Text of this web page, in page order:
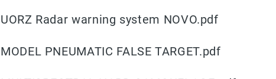
UORZ Radar warning system NOVO.pdf
MODEL PNEUMATIC FALSE TARGET.pdf